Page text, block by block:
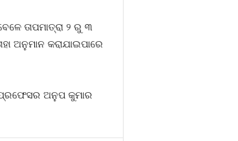
ତାପମାତ୍ରା ୨ ରୁ ୩
ଅନୁମାନ କରାଯାଇପାରେ
ଅନୁପ କୁମାର